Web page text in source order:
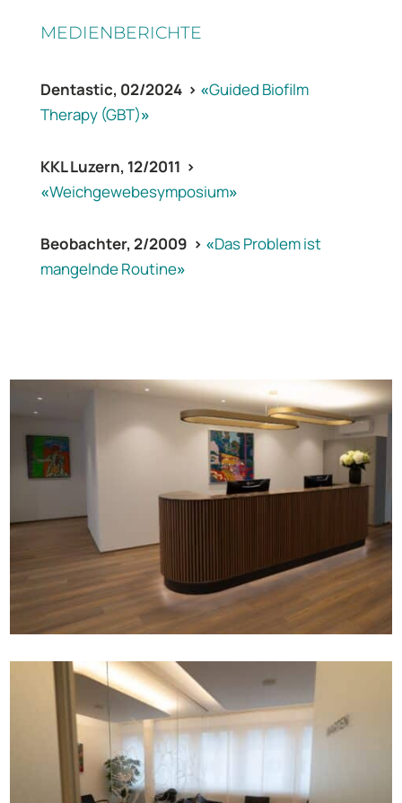
MEDIENBERICHTE
Dentastic, 02/2024 > «Guided Biofilm
Therapy (GBT)»
KKL Luzern, 12/2011 >
«Weichgewebesymposium»
Beobachter, 2/2009 > «Das Problem ist
mangelnde Routine»